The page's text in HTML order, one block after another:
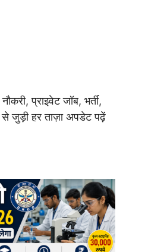
प्राइवेट जॉब, भर्ती,
से जुड़ी हर ताज़ा अपडेट पढ़ें